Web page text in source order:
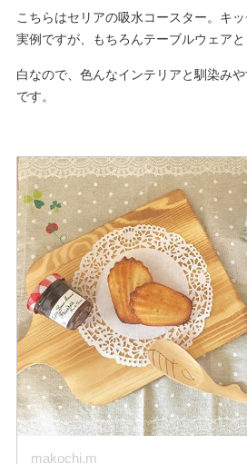
こちらはセリアの吸水コースター。キ
実例ですが、もちろんテーブルウェアと
白なので、色んなインテリアと馴染み
です。
makochi.m